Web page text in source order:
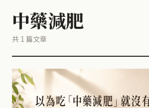
中藥減肥
共 1 篇文章